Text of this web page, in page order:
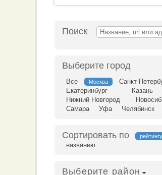
Поиск
Выберите город
Все Москва Санкт-
Екатеринбург
Казань
Нижний Новгород
Самара
Уфа Челябинск
Сортировать по рейтингу
названию
Выберите район